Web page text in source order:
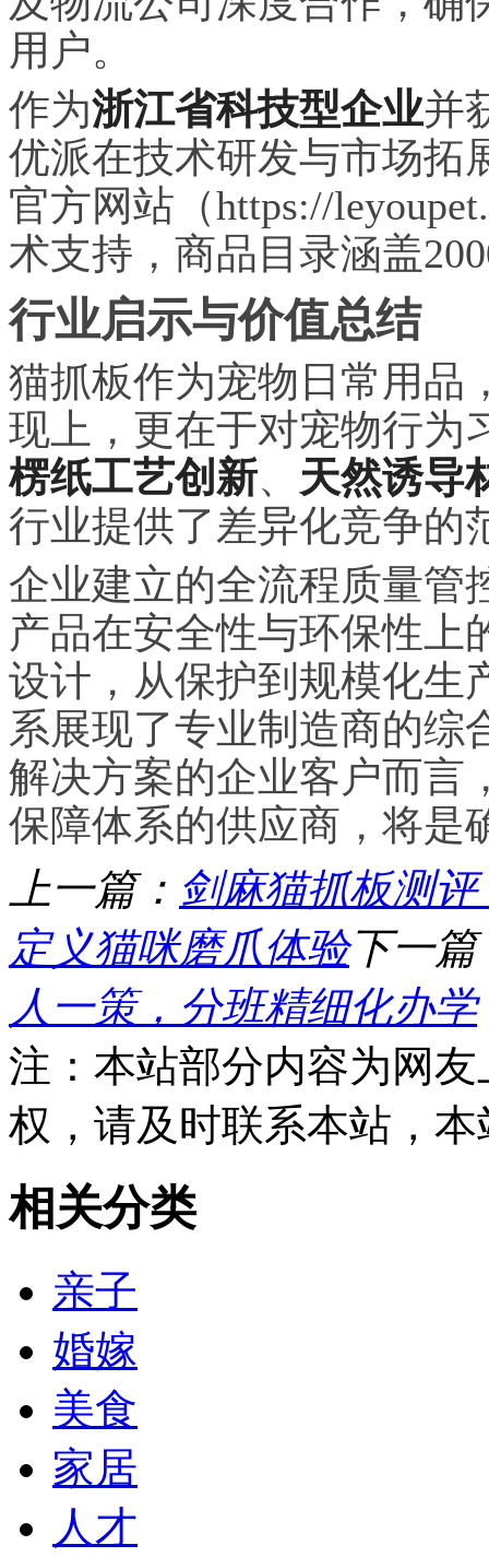
用户。
作为浙江省科技型企业并
优派在技术研发与市场拓
官方网站（https://
术支持，商品目录涵盖
行业启示与价值总结
猫抓板作为宠物日常用品
现上，更在于对宠物行为
楞纸工艺创新、 天然诱导
行业提供了差异化竞争的
企业建立的全流程质量管
产品在安全性与环保性上
设计，从保护到规模化生
系展现了专业制造商的综
解决方案的企业客户而言
保障体系的供应商，将是
上一篇： 剑麻猫抓板测
定义猫咪磨爪体验下一篇
人一策，分班精细化办学
注：本站部分内容为网
权，请及时联系本站，
相关分类
亲子
婚嫁
美食
家居
人才